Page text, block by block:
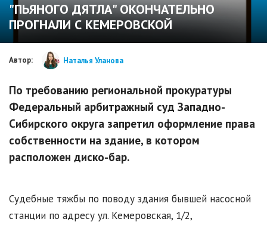
"ПЬЯНОГО ДЯТЛА" ОКОНЧАТЕЛЬНО
ПРОГНАЛИ С КЕМЕРОВСКОЙ
Автор: Наталья Уланова
По требованию региональной прокуратуры
Федеральный арбитражный суд Западно-
Сибирского округа запретил оформление права
собственности на здание, в котором
расположен диско-бар.
Судебные тяжбы по поводу здания бывшей насосной
станции по адресу ул. Кемеровская, 1/2,